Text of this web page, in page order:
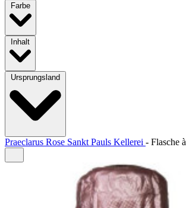
Farbe
Inhalt
Ursprungsland
Praeclarus Rose Sankt Pauls Kellerei - Flasche à